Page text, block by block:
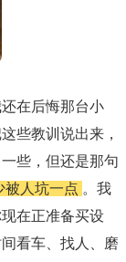
在后悔那台小
些教训说出来，
些，但还是那句
被人坑一点 。我
在正准备买设
看车、找人、磨